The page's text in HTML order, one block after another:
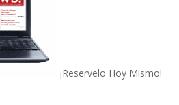
¡Reservelo Hoy Mismo!